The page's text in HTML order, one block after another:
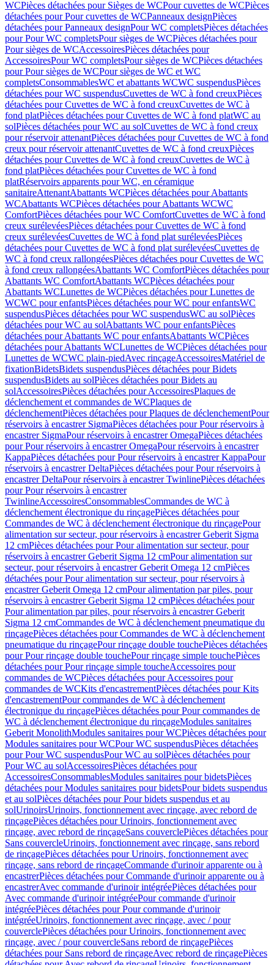
WCPièces détachées pour Sièges de WCPour cuvettes de WCPièces
détachées pour Pour cuvettes de WCPanneaux designPièces
détachées pour Panneaux designPour WC completsPièces détachées
pour Pour WC completsPour sièges de WCPièces détachées pour
Pour sièges de WCAccessoiresPièces détachées pour
AccessoiresPour WC completsPour sièges de WCPièces détachées
pour Pour sièges de WCPour sièges de WC et WC
completsConsommablesWC et abattants WCWC suspendusPièces
détachées pour WC suspendusCuvettes de WC à fond creuxPièces
détachées pour Cuvettes de WC à fond creuxCuvettes de WC à
fond platPièces détachées pour Cuvettes de WC à fond platWC au
solPièces détachées pour WC au solCuvettes de WC à fond creux
pour réservoir attenantPièces détachées pour Cuvettes de WC à fond
creux pour réservoir attenantCuvettes de WC à fond creuxPièces
détachées pour Cuvettes de WC à fond creuxCuvettes de WC à
fond platPièces détachées pour Cuvettes de WC à fond
platRéservoirs apparents pour WC, en céramique
sanitaireAttenantAbattants WCPièces détachées pour Abattants
WCAbattants WCPièces détachées pour Abattants WCWC
ComfortPièces détachées pour WC ComfortCuvettes de WC à fond
creux surélevéesPièces détachées pour Cuvettes de WC à fond
creux surélevéesCuvettes de WC à fond plat surélevéesPièces
détachées pour Cuvettes de WC à fond plat surélevéesCuvettes de
WC à fond creux rallongéesPièces détachées pour Cuvettes de WC
à fond creux rallongéesAbattants WC ComfortPièces détachées pour
Abattants WC ComfortAbattants WCPièces détachées pour
Abattants WCLunettes de WCPièces détachées pour Lunettes de
WCWC pour enfantsPièces détachées pour WC pour enfantsWC
suspendusPièces détachées pour WC suspendusWC au solPièces
détachées pour WC au solAbattants WC pour enfantsPièces
détachées pour Abattants WC pour enfantsAbattants WCPièces
détachées pour Abattants WCLunettes de WCPièces détachées pour
Lunettes de WCWC plain-piedAvec rinçageAccessoiresMatériel de
fixationBidetsBidets suspendusPièces détachées pour Bidets
suspendusBidets au solPièces détachées pour Bidets au
solAccessoiresPièces détachées pour AccessoiresPlaques de
déclenchement et commandes de WCPlaques de
déclenchementPièces détachées pour Plaques de déclenchementPour
réservoirs à encastrer SigmaPièces détachées pour Pour réservoirs à
encastrer SigmaPour réservoirs à encastrer OmegaPièces détachées
pour Pour réservoirs à encastrer OmegaPour réservoirs à encastrer
KappaPièces détachées pour Pour réservoirs à encastrer KappaPour
réservoirs à encastrer DeltaPièces détachées pour Pour réservoirs à
encastrer DeltaPour réservoirs à encastrer TwinlinePièces détachées
pour Pour réservoirs à encastrer
TwinlineAccessoiresConsommablesCommandes de WC à
déclenchement électronique du rinçagePièces détachées pour
Commandes de WC à déclenchement électronique du rinçagePour
alimentation sur secteur, pour réservoirs à encastrer Geberit Sigma
12 cmPièces détachées pour Pour alimentation sur secteur, pour
réservoirs à encastrer Geberit Sigma 12 cmPour alimentation sur
secteur, pour réservoirs à encastrer Geberit Omega 12 cmPièces
détachées pour Pour alimentation sur secteur, pour réservoirs à
encastrer Geberit Omega 12 cmPour alimentation par piles, pour
réservoirs à encastrer Geberit Sigma 12 cmPièces détachées pour
Pour alimentation par piles, pour réservoirs à encastrer Geberit
Sigma 12 cmCommandes de WC à déclenchement pneumatique du
rinçagePièces détachées pour Commandes de WC à déclenchement
pneumatique du rinçagePour rinçage double touchePièces détachées
pour Pour rinçage double touchePour rinçage simple touchePièces
détachées pour Pour rinçage simple toucheAccessoires pour
commandes de WCPièces détachées pour Accessoires pour
commandes de WCKits d'encastrementPièces détachées pour Kits
d'encastrementPour commandes de WC à déclenchement
électronique du rinçagePièces détachées pour Pour commandes de
WC à déclenchement électronique du rinçageModules sanitaires
Geberit MonolithModules sanitaires pour WCPièces détachées pour
Modules sanitaires pour WCPour WC suspendusPièces détachées
pour Pour WC suspendusPour WC au solPièces détachées pour
Pour WC au solAccessoiresPièces détachées pour
AccessoiresConsommablesModules sanitaires pour bidetsPièces
détachées pour Modules sanitaires pour bidetsPour bidets suspendus
et au solPièces détachées pour Pour bidets suspendus et au
solUrinoirsUrinoirs, fonctionnement avec rinçage, avec rebord de
rinçagePièces détachées pour Urinoirs, fonctionnement avec
rinçage, avec rebord de rinçageSans couverclePièces détachées pour
Sans couvercleUrinoirs, fonctionnement avec rinçage, sans rebord
de rinçagePièces détachées pour Urinoirs, fonctionnement avec
rinçage, sans rebord de rinçageCommande d'urinoir apparente ou à
encastrerPièces détachées pour Commande d'urinoir apparente ou à
encastrerAvec commande d'urinoir intégréePièces détachées pour
Avec commande d'urinoir intégréePour commande d'urinoir
intégréePièces détachées pour Pour commande d'urinoir
intégréeUrinoirs, fonctionnement avec rinçage, avec / pour
couverclePièces détachées pour Urinoirs, fonctionnement avec
rinçage, avec / pour couvercleSans rebord de rinçagePièces
détachées pour Sans rebord de rinçageAvec rebord de rinçagePièces